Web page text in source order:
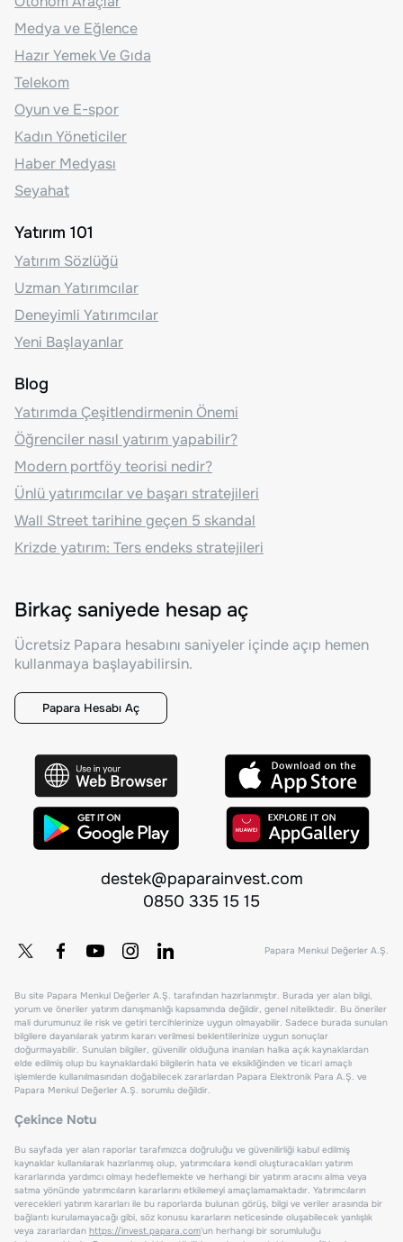
Medya ve Eğlence
Hazır Yemek Ve Gıda
Telekom
Oyun ve E-spor
Kadın Yöneticiler
Haber Medyası
Seyahat
Yatırım 101
Yatırım Sözlüğü
Uzman Yatırımcılar
Deneyimli Yatırımcılar
Yeni Başlayanlar
Blog
Yatırımda Çeşitlendirmenin Önemi
Öğrenciler nasıl yatırım yapabilir?
Modern portföy teorisi nedir?
Ünlü yatırımcılar ve başarı stratejileri
Wall Street tarihine geçen 5 skandal
Krizde yatırım: Ters endeks stratejileri
Birkaç saniyede hesap aç
Ücretsiz Papara hesabını saniyeler içinde açıp hemen
kullanmaya başlayabilirsin.
Papara Hesabı Aç
destek@paparainvest.com
0850 335 15 15
Papara Menkul Değerler A.Ş.
Bu site Papara Menkul Değerler A.Ş. tarafından hazırlanmıştır. Burada yer alan bilgi,
yorum ve öneriler yatırım danışmanlığı kapsamında değildir, genel niteliktedir. Bu öneriler
mali durumunuz ile risk ve getiri tercihlerinize uygun olmayabilir. Sadece burada sunulan
bilgilere dayanılarak yatırım kararı verilmesi beklentilerinize uygun sonuçlar
doğurmayabilir. Sunulan bilgiler, güvenilir olduğuna inanılan halka açık kaynaklardan
elde edilmiş olup bu kaynaklardaki bilgilerin hata ve eksikliğinden ve ticari amaçlı
işlemlerde kullanılmasından doğabilecek zararlardan Papara Elektronik Para A.Ş. ve
Papara Menkul Değerler A.Ş. sorumlu değildir.
Çekince Notu
Bu sayfada yer alan raporlar tarafımızca doğruluğu ve güvenilirliği kabul edilmiş
kaynaklar kullanılarak hazırlanmış olup, yatırımcılara kendi oluşturacakları yatırım
kararlarında yardımcı olmayı hedeflemekte ve herhangi bir yatırım aracını alma veya
satma yönünde yatırımcıların kararlarını etkilemeyi amaçlamamaktadır. Yatırımcıların
verecekleri yatırım kararları ile bu raporlarda bulunan görüş, bilgi ve veriler arasında bir
bağlantı kurulamayacağı gibi, söz konusu kararların neticesinde oluşabilecek yanlışlık
veya zararlardan https://invest.papara.com'un herhangi bir sorumluluğu